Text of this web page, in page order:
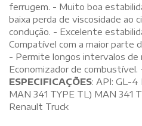
ferrugem. - Muito boa
baixa perda de viscosidade ao
condução. - Excelente
Compatível com a maior parte
- Permite longos intervalos de
Economizador de
ESPECIFICAÇÕES: API: GL-4
MAN 341 TYPE TL) MAN 341
Renault Truck